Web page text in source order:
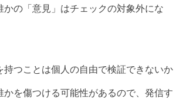
の「意見」はチェックの対象外にな
つことは個人の自由で検証できないか
を傷つける可能性があるので、発信す